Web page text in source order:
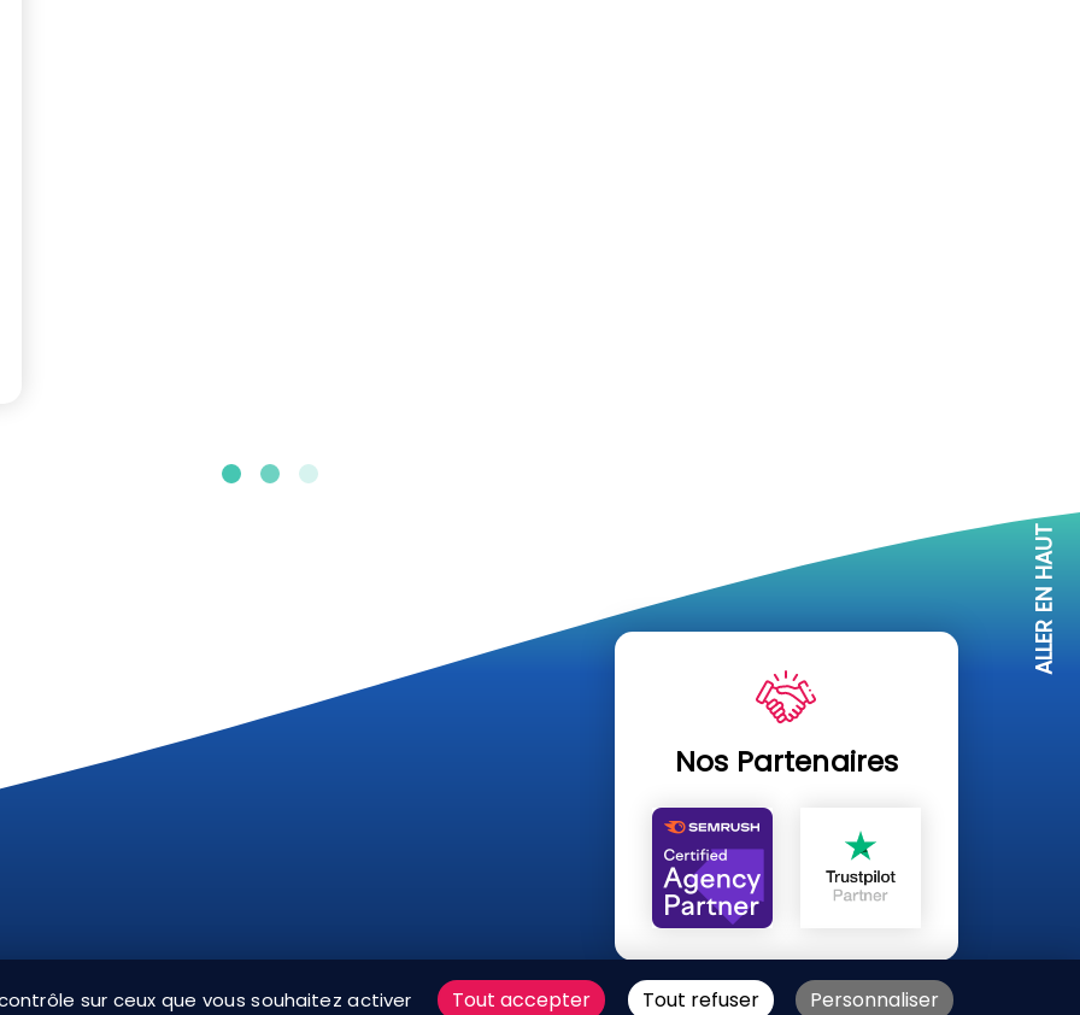
ALLER EN HAUT
Nos Partenaires
RÉSEAUX SOCIAUX MENTIONS LÉGALES PLAN DU SITE
sur ceux que vous souhaitez activer Tout accepter Tout refuser Personnaliser